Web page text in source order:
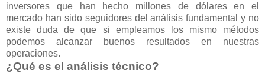
inversores que han hecho millones de dólares en el
mercado han sido seguidores del análisis fundamental y no
existe duda de que si empleamos los mismo métodos
podemos alcanzar buenos resultados en nuestras
operaciones.
¿Qué es el análisis técnico?